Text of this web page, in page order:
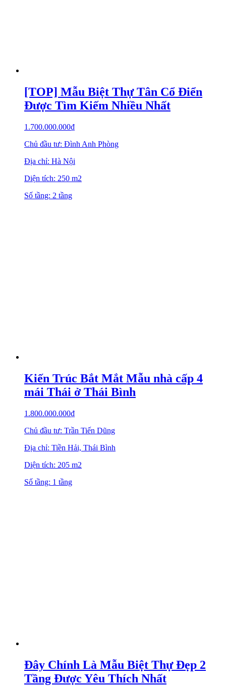
[TOP] Mẫu Biệt Thự Tân Cổ Điển
Được Tìm Kiếm Nhiều Nhất
1.700.000.000₫
Chủ đầu tư: Đình Anh Phòng
Địa chỉ: Hà Nội
Diện tích: 250 m2
Số tầng: 2 tầng
Kiến Trúc Bắt Mắt Mẫu nhà cấp 4
mái Thái ở Thái Bình
1.800.000.000₫
Chủ đầu tư: Trần Tiến Dũng
Địa chỉ: Tiền Hải, Thái Bình
Diện tích: 205 m2
Số tầng: 1 tầng
Đây Chính Là Mẫu Biệt Thự Đẹp 2
Tầng Được Yêu Thích Nhất